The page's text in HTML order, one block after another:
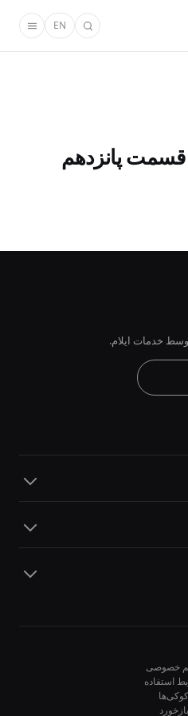
EN
پانزدهم
خدمات ایلام.
خصوصی
استفاده
کوکی‌ها
بازخورد
10